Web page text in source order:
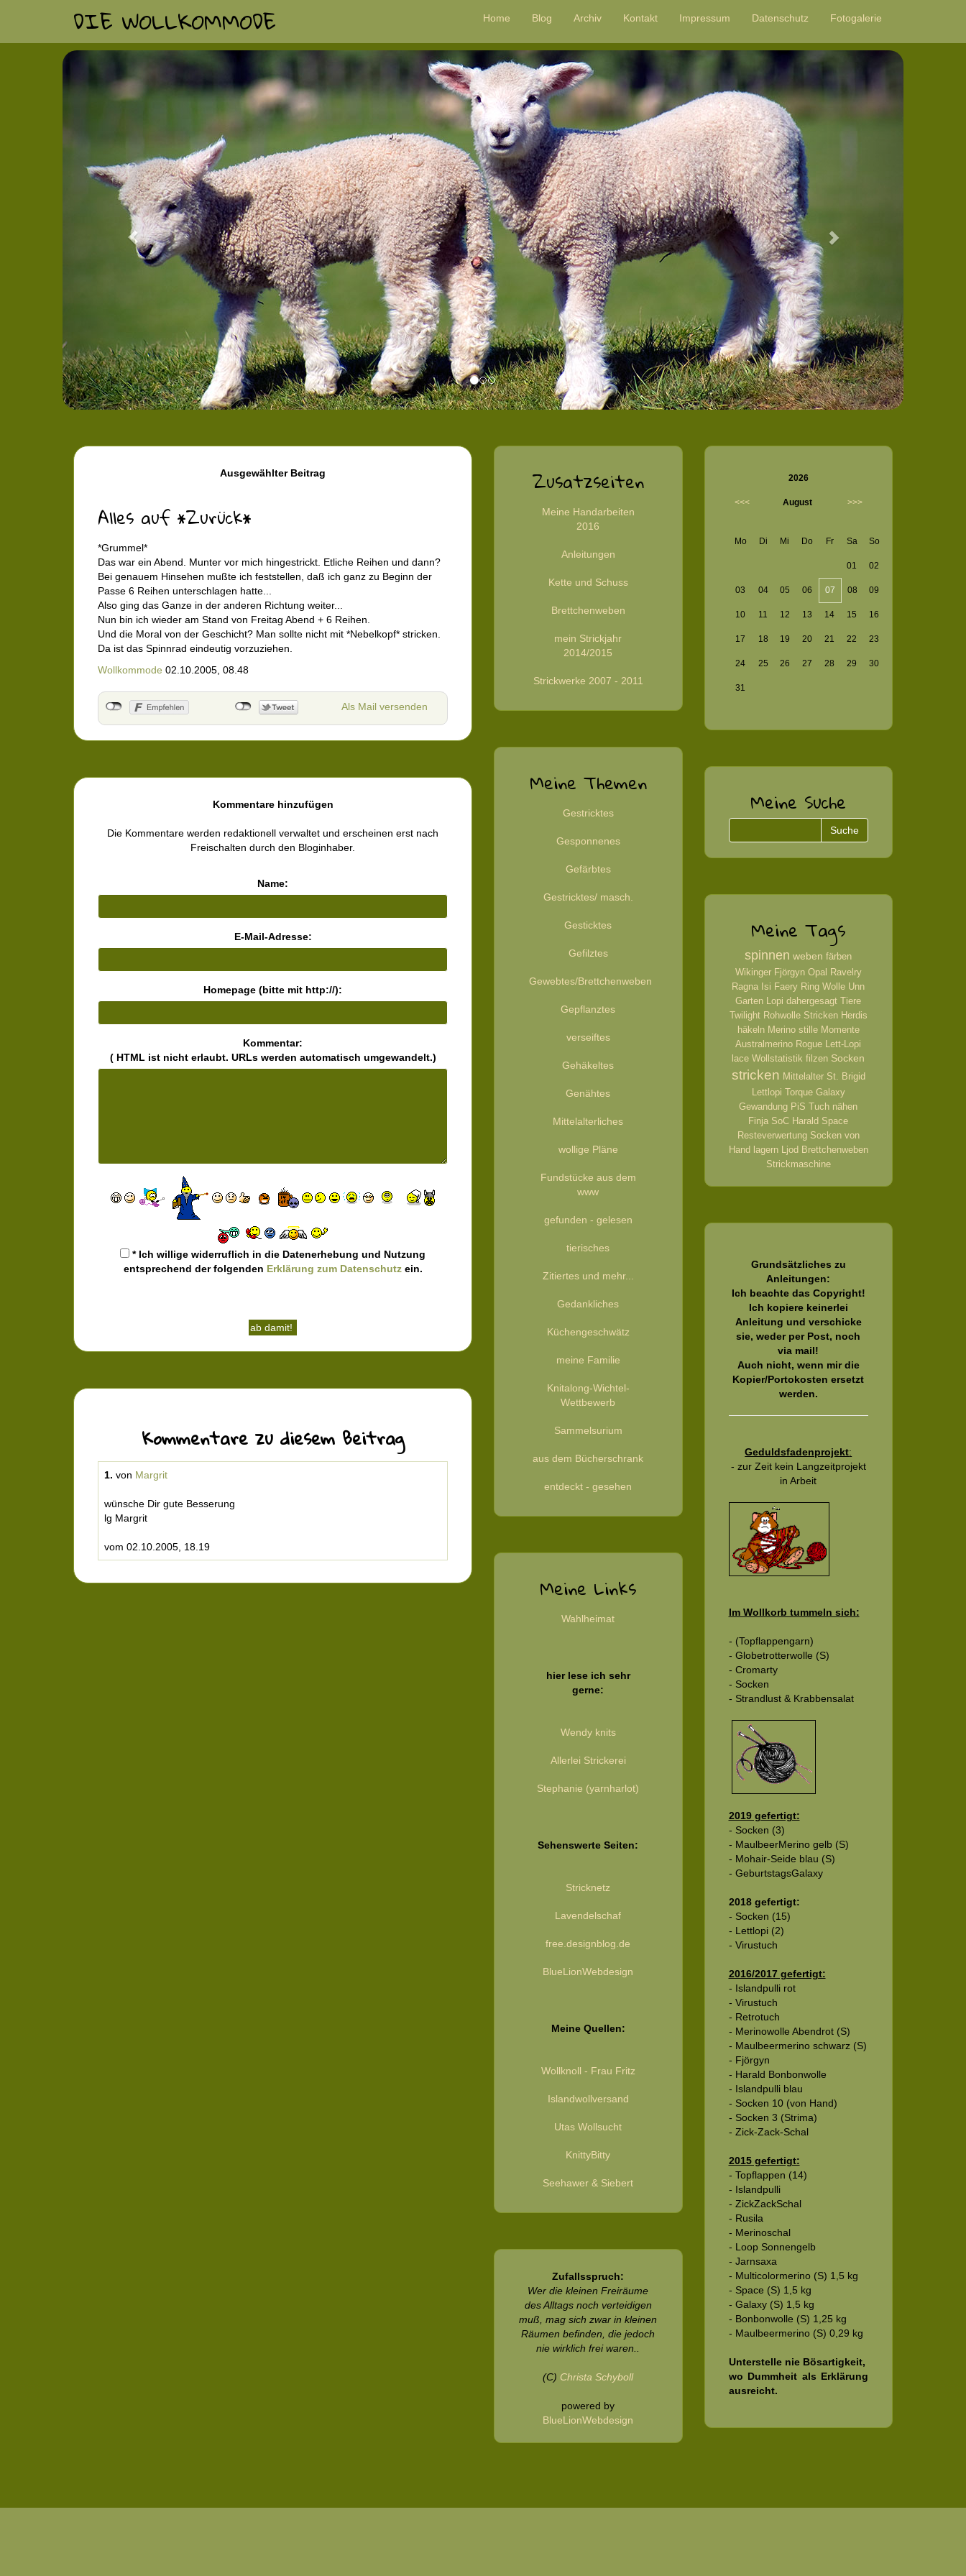
DIE WOLLKOMMODE Home Blog Archiv Kontakt Impressum Datenschutz Fotogalerie
Previous
Ausgewählter Beitrag
Alles auf *Zurück*
*Grummel*
Das war ein Abend. Munter vor mich hingestrickt. Etliche Reihen und dann?
Bei genauem Hinsehen mußte ich feststellen, daß ich ganz zu Beginn der
Passe 6 Reihen unterschlagen hatte...
Also ging das Ganze in der anderen Richtung weiter...
Nun bin ich wieder am Stand von Freitag Abend + 6 Reihen.
Und die Moral von der Geschicht? Man sollte nicht mit *Nebelkopf* stricken.
Da ist das Spinnrad eindeutig vorzuziehen.
Wollkommode 02.10.2005, 08.48
Als Mail versenden
Kommentare hinzufügen
Die Kommentare werden redaktionell verwaltet und erscheinen erst nach
Freischalten durch den Bloginhaber.
Name:
E-Mail-Adresse:
Homepage (bitte mit http://):
Kommentar:
( HTML ist nichterlaubt. URLs werden automatisch umgewandelt.)
* Ich willige widerruflich in die Datenerhebung und Nutzung
entsprechend der folgenden Erklärung zum Datenschutzein.
Kommentare zu diesem Beitrag
1. von Margrit
wünsche Dir gute Besserung
lg Margrit
vom 02.10.2005, 18.19
Zusatzseiten
Meine Handarbeiten
2016
Anleitungen
Kette und Schuss
Brettchenweben
mein Strickjahr
2014/2015
Strickwerke 2007 - 2011
Meine Themen
Gestricktes
Gesponnenes
Gefärbtes
Gestricktes/ masch.
Gesticktes
Gefilztes
Gewebtes/Brettchenweben
Gepflanztes
verseiftes
Gehäkeltes
Genähtes
Mittelalterliches
wollige Pläne
Fundstücke aus dem
www
gefunden - gelesen
tierisches
Zitiertes und mehr...
Gedankliches
Küchengeschwätz
meine Familie
Knitalong-Wichtel-
Wettbewerb
Sammelsurium
aus dem Bücherschrank
entdeckt - gesehen
Meine Links
Wahlheimat
hier lese ich sehr
gerne:
Wendy knits
Allerlei Strickerei
Stephanie (yarnharlot)
Sehenswerte Seiten:
Stricknetz
Lavendelschaf
free.designblog.de
BlueLionWebdesign
Meine Quellen:
Wollknoll - Frau Fritz
Islandwollversand
Utas Wollsucht
KnittyBitty
Seehawer & Siebert
Zufallsspruch:
Wer die kleinen Freiräume
des Alltags noch verteidigen
muß, mag sich zwar in kleinen
Räumen befinden, die jedoch
nie wirklich frei waren..
(C) Christa Schyboll
powered by
BlueLionWebdesign
2026
<<< August >>>
Mo Di Mi Do Fr Sa So
01 02
03 04 05 06 07 08 09
10 11 12 13 14 15 16
17 18 19 20 21 22 23
24 25 26 27 28 29 30
31
Meine Suche
Meine Tags
spinnen weben färben
Wikinger Fjörgyn Opal Ravelry
Ragna Isi Faery Ring Wolle Unn
Garten Lopi dahergesagt Tiere
Twilight Rohwolle Stricken Herdis
häkeln Merino stille Momente
Australmerino Rogue Lett-Lopi
lace Wollstatistik filzen Socken
stricken Mittelalter St. Brigid
Lettlopi Torque Galaxy
Gewandung PiS Tuch nähen
Finja SoC Harald Space
Resteverwertung Socken von
Hand lagern Ljod Brettchenweben
Strickmaschine
Grundsätzliches zu
Anleitungen:
Ich beachte das Copyright!
Ich kopiere keinerlei
Anleitung und verschicke
sie, weder per Post, noch
via mail!
Auch nicht, wenn mir die
Kopier/Portokosten ersetzt
werden.
Geduldsfadenprojekt:
- zur Zeit kein Langzeitprojekt
in Arbeit
Im Wollkorb tummeln sich:
- (Topflappengarn)
- Globetrotterwolle (S)
- Cromarty
- Socken
- Strandlust & Krabbensalat
2019 gefertigt:
- Socken (3)
- MaulbeerMerino gelb (S)
- Mohair-Seide blau (S)
- GeburtstagsGalaxy
2018 gefertigt:
- Socken (15)
- Lettlopi (2)
- Virustuch
2016/2017 gefertigt:
- Islandpulli rot
- Virustuch
- Retrotuch
- Merinowolle Abendrot (S)
- Maulbeermerino schwarz (S)
- Fjörgyn
- Harald Bonbonwolle
- Islandpulli blau
- Socken 10 (von Hand)
- Socken 3 (Strima)
- Zick-Zack-Schal
2015 gefertigt:
- Topflappen (14)
- Islandpulli
- ZickZackSchal
- Rusila
- Merinoschal
- Loop Sonnengelb
- Jarnsaxa
- Multicolormerino (S) 1,5 kg
- Space (S) 1,5 kg
- Galaxy (S) 1,5 kg
- Bonbonwolle (S) 1,25 kg
- Maulbeermerino (S) 0,29 kg
Unterstelle nie Bösartigkeit,
wo Dummheit als Erklärung
ausreicht.